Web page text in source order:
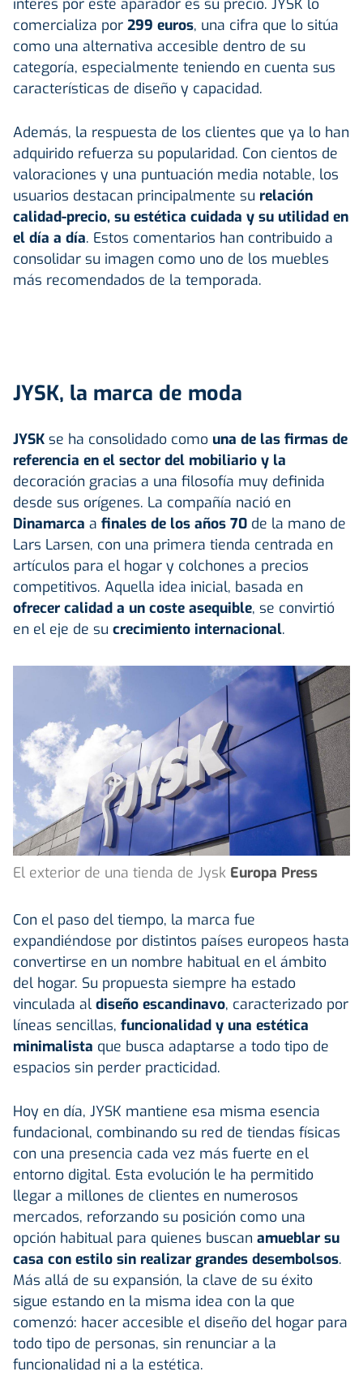
interés por este aparador es su precio. JYSK lo
comercializa por 299 euros, una cifra que lo sitúa
como una alternativa accesible dentro de su
categoría, especialmente teniendo en cuenta sus
características de diseño y capacidad.
Además, la respuesta de los clientes que ya lo han
adquirido refuerza su popularidad. Con cientos de
valoraciones y una puntuación media notable, los
usuarios destacan principalmente su relación
calidad-precio, su estética cuidada y su utilidad en
el día a día. Estos comentarios han contribuido a
consolidar su imagen como uno de los muebles
más recomendados de la temporada.
JYSK, la marca de moda
JYSK se ha consolidado como una de las firmas de
referencia en el sector del mobiliario y la
decoración gracias a una filosofía muy definida
desde sus orígenes. La compañía nació en
Dinamarca a finales de los años 70 de la mano de
Lars Larsen, con una primera tienda centrada en
artículos para el hogar y colchones a precios
competitivos. Aquella idea inicial, basada en
ofrecer calidad a un coste asequible, se convirtió
en el eje de su crecimiento internacional.
El exterior de una tienda de Jysk Europa Press
Con el paso del tiempo, la marca fue
expandiéndose por distintos países europeos hasta
convertirse en un nombre habitual en el ámbito
del hogar. Su propuesta siempre ha estado
vinculada al diseño escandinavo, caracterizado por
líneas sencillas, funcionalidad y una estética
minimalista que busca adaptarse a todo tipo de
espacios sin perder practicidad.
Hoy en día, JYSK mantiene esa misma esencia
fundacional, combinando su red de tiendas físicas
con una presencia cada vez más fuerte en el
entorno digital. Esta evolución le ha permitido
llegar a millones de clientes en numerosos
mercados, reforzando su posición como una
opción habitual para quienes buscan amueblar su
casa con estilo sin realizar grandes desembolsos.
Más allá de su expansión, la clave de su éxito
sigue estando en la misma idea con la que
comenzó: hacer accesible el diseño del hogar para
todo tipo de personas, sin renunciar a la
funcionalidad ni a la estética.